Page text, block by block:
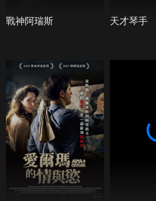
戰神阿瑞斯 天才琴手